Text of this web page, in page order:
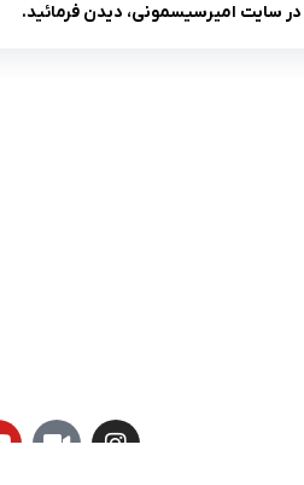
در سایت امیرسیسمونی، دیدن فرمائید.